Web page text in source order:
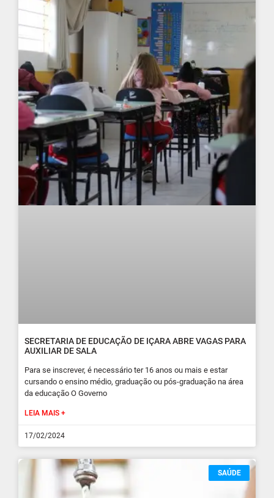
SECRETARIA DE EDUCAÇÃO DE IÇARA ABRE VAGAS PARA
AUXILIAR DE SALA
Para se inscrever, é necessário ter 16 anos ou mais e estar
cursando o ensino médio, graduação ou pós-graduação na área
da educação O Governo
LEIA MAIS +
17/02/2024
SAÚDE